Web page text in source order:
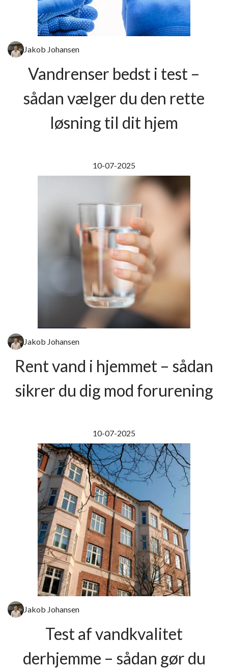
Jakob Johansen
Vandrenser bedst i test –
sådan vælger du den rette
løsning til dit hjem
10-07-2025
Jakob Johansen
Rent vand i hjemmet – sådan
sikrer du dig mod forurening
10-07-2025
Jakob Johansen
Test af vandkvalitet
derhjemme – sådan gør du